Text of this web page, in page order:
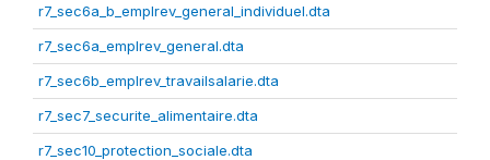
r7_sec6a_b_emplrev_general_individuel.dta
r7_sec6a_emplrev_general.dta
r7_sec6b_emplrev_travailsalarie.dta
r7_sec7_securite_alimentaire.dta
r7_sec10_protection_sociale.dta